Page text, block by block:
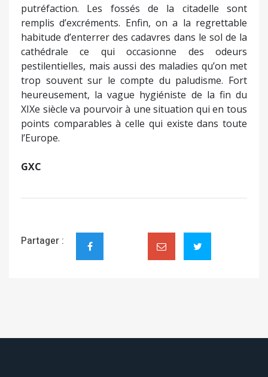
putréfaction. Les fossés de la citadelle sont
remplis d’excréments. Enfin, on a la regrettable
habitude d’enterrer des cadavres dans le sol de la
cathédrale ce qui occasionne des odeurs
pestilentielles, mais aussi des maladies qu’on met
trop souvent sur le compte du paludisme. Fort
heureusement, la vague hygiéniste de la fin du
XIXe siècle va pourvoir à une situation qui en tous
points comparables à celle qui existe dans toute
l’Europe.
GXC
Partager :